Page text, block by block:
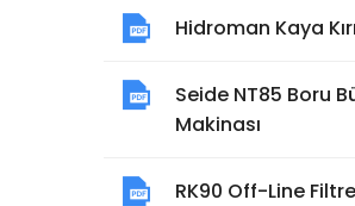
Hidroman Kaya
Seide NT85 Boru
Makinası
RK90 Off-Line Filtre